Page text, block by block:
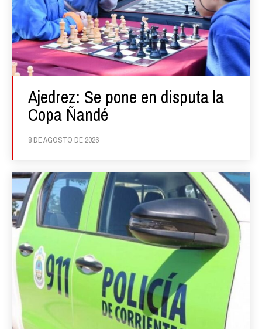
Ajedrez: Se pone en disputa la
Copa Ñandé
8 DE AGOSTO DE 2026